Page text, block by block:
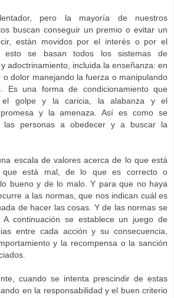
pero la mayoría de nuestros
buscan conseguir un premio o evitar un
están movidos por el interés o por el
se basan todos los sistemas de
adoctrinamiento, incluida la enseñanza: en
o dolor manejando la fuerza o manipulando
Es una forma de condicionamiento que
el golpe y la caricia, la alabanza y el
y la amenaza. Así es como se
las personas a obedecer y a buscar la
escala de valores acerca de lo que está
está mal, de lo que es correcto o
bueno y de lo malo. Y para que no haya
a las normas, que nos indican cuál es
de hacer las cosas. Y de las normas se
A continuación se establece un juego de
entre cada acción y su consecuencia,
y la recompensa o la sanción
cuando se intenta prescindir de estas
en la responsabilidad y el buen criterio